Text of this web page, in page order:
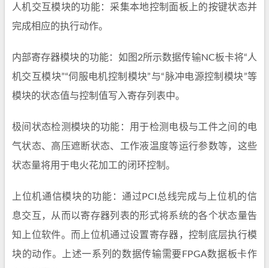
人机交互模块的功能：采集本地控制面板上的按键状态并
完成相应的执行动作。
内部寄存器模块的功能：如图2所示数据传输NC板卡将“人
机交互模块”“伺服电机控制模块”与“脉冲电源控制模块”等
模块的状态值与控制值写入寄存列表中。
极间状态检测模块的功能：用于检测电极与工件之间的电
气状态、高压遮断状态、工作液温度等运行参数等，这些
状态量将用于电火花加工的闭环控制。
上位机通信模块的功能：通过PCI总线完成与上位机的信
息交互，从而以寄存器列表的形式将系统的各个状态量告
知上位软件。而上位机通过设置寄存器，控制底层执行模
块的动作。上述一系列的数据传输需要FPGA数据板卡作